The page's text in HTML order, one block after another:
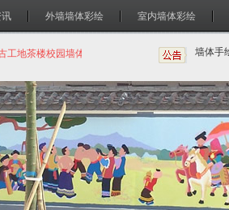
外墙墙体彩绘 室内墙体彩绘
墙体彩
地茶楼校园墙体绘画